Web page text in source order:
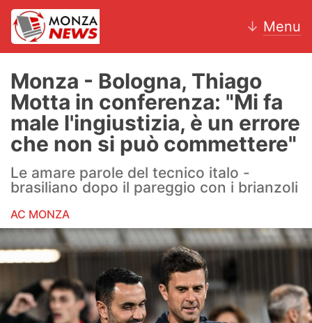
↓ Menu
News
AC Monza
Calcio
Motori
Volley
Altri sport
Monza - Bologna, Thiago
Motta in conferenza: "Mi fa
male l'ingiustizia, è un errore
che non si può commettere"
Le amare parole del tecnico italo -
brasiliano dopo il pareggio con i brianzoli
AC MONZA